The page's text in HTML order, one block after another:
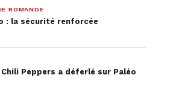
ROMANDE
: la sécurité renforcée
Peppers a déferlé sur Paléo